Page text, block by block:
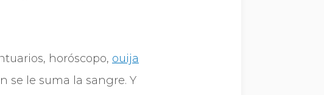
horóscopo, ouija
se le suma la sangre. Y